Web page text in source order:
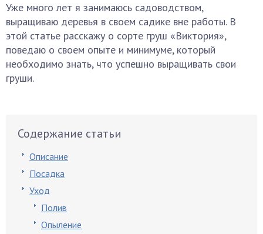
Уже много лет я занимаюсь садоводством,
выращиваю деревья в своем садике вне работы. В
этой статье расскажу о сорте груш «Виктория»,
поведаю о своем опыте и минимуме, который
необходимо знать, что успешно выращивать свои
груши.
Содержание статьи
Описание
Посадка
Уход
Полив
Опыление